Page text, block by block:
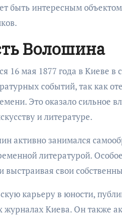
быть интересным
Волошина
мая 1877 года в Киеве в
событий, так как
Это оказало сильное
и литературе.
активно занимался
литературой.
выстраивая свои
карьеру в юности,
журналах Киева. Он также